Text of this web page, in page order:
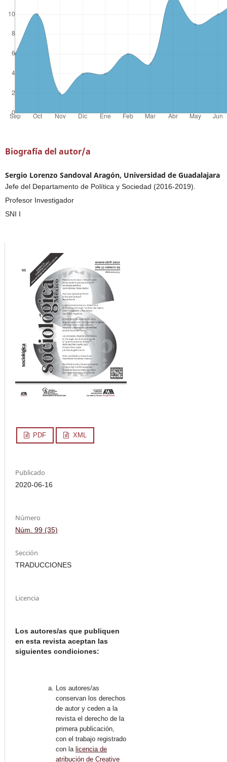
Biografía del autor/a
Sergio Lorenzo Sandoval Aragón, Universidad de Guadalajara
Jefe del Departamento de Política y Sociedad (2016-2019).
Profesor Investigador
SNI I
PDF XML
Publicado
2020-06-16
Número
Núm. 99 (35)
Sección
TRADUCCIONES
Licencia
Los autores/as que publiquen
en esta revista aceptan las
siguientes condiciones:
Los autores/as
conservan los derechos
de autor y ceden a la
revista el derecho de la
primera publicación,
con el trabajo registrado
con la licencia de
atribución de Creative